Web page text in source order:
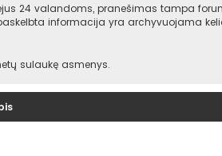
24 valandoms, pranešimas tampa
informacija yra archyvuojama
sulaukę asmenys.